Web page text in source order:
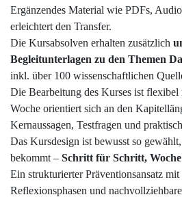
Ergänzendes Material wie PDFs,
erleichtert den Transfer.
Die Kursabsolven erhalten zusätzlich
Begleitunterlagen zu den Themen
inkl. über 100 wissenschaftlichen
Die Bearbeitung des Kurses ist
Woche orientiert sich an den
Kernaussagen, Testfragen und
Das Kursdesign ist bewusst so
bekommt – Schritt für Schritt,
Ein strukturierter Präventionsansatz
Reflexionsphasen und